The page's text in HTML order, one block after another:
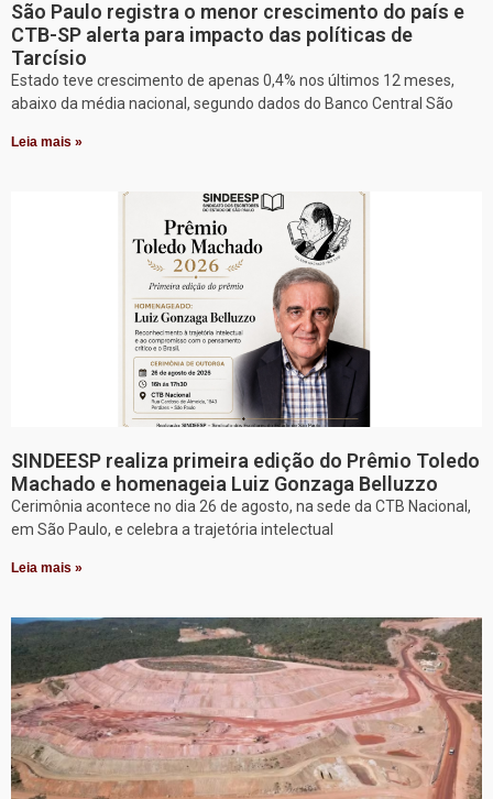
São Paulo registra o menor crescimento do país e
CTB-SP alerta para impacto das políticas de
Tarcísio
Estado teve crescimento de apenas 0,4% nos últimos 12 meses,
abaixo da média nacional, segundo dados do Banco Central São
Leia mais »
SINDEESP realiza primeira edição do Prêmio Toledo
Machado e homenageia Luiz Gonzaga Belluzzo
Cerimônia acontece no dia 26 de agosto, na sede da CTB Nacional,
em São Paulo, e celebra a trajetória intelectual
Leia mais »